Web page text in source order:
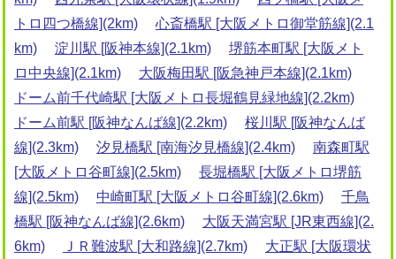
トロ四つ橋線](2km)
心斎橋駅 [大阪メトロ御堂筋線](2.1
km)
淀川駅 [阪神本線](2.1km)
堺筋本町駅 [大阪メト
ロ中央線](2.1km)
大阪梅田駅 [阪急神戸本線](2.1km)
ドーム前千代崎駅 [大阪メトロ長堀鶴見緑地線](2.2km)
ドーム前駅 [阪神なんば線](2.2km)
桜川駅 [阪神なんば
線](2.3km)
汐見橋駅 [南海汐見橋線](2.4km)
南森町駅
[大阪メトロ谷町線](2.5km)
長堀橋駅 [大阪メトロ堺筋
線](2.5km)
中崎町駅 [大阪メトロ谷町線](2.6km)
千鳥
橋駅 [阪神なんば線](2.6km)
大阪天満宮駅 [JR東西線](2.
6km)
ＪＲ難波駅 [大和路線](2.7km) 大正駅 [大阪環状